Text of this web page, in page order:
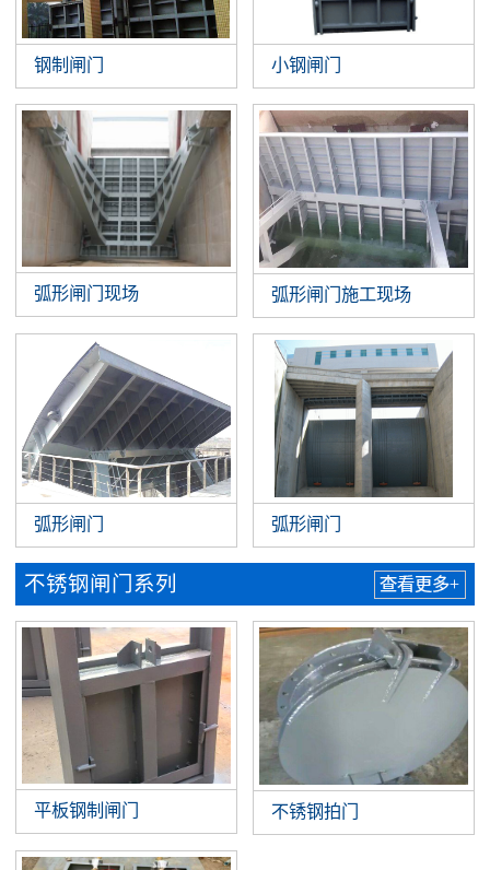
钢制闸门 小钢闸门
弧形闸门现场 弧形闸门施工现场
弧形闸门 弧形闸门
不锈钢闸门系列 查看更多+
平板钢制闸门 不锈钢拍门